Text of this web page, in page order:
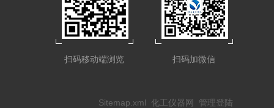
扫码加微信
扫码移动端浏览
Sitemap.xml 化工仪器网 管理登陆